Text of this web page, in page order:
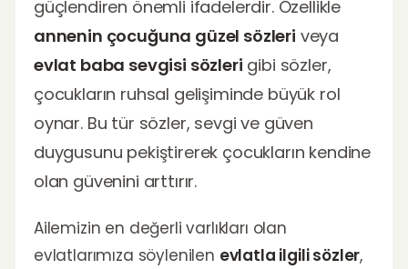
güçlendiren önemli ifadelerdir. Özellikle
annenin çocuğuna güzel sözleri veya
evlat baba sevgisi sözleri gibi sözler,
çocukların ruhsal gelişiminde büyük rol
oynar. Bu tür sözler, sevgi ve güven
duygusunu pekiştirerek çocukların kendine
olan güvenini arttırır.
Ailemizin en değerli varlıkları olan
evlatlarımıza söylenilen evlatla ilgili sözler,